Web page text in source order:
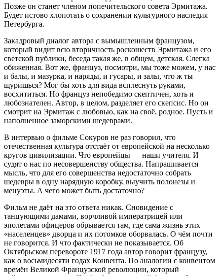
Позже он станет членом попечительского совета Эрмитажа.
Будет истово хлопотать о сохранении культурного наследия
Петербурга.
Закадровый диалог автора с вымышленным французом,
который видит всю вторичность роскошеств Эрмитажа и его
светской публики, беседа такая же, в общем, детская. Слегка
обиженная. Вот же, француз, посмотри, мы тоже можем, у нас
и балы, и мазурка, и наряды, и гусары, и залы, что ж ты
щуришься? Мог бы хоть для вида всплеснуть руками,
восхититься. Но француз непобедимо скептичен, хоть и
любознателен. Автор, в целом, разделяет его скепсис. Но он
смотрит на Эрмитаж с любовью, как на своё, родное. Пусть и
наполненное заморскими шедеврами.
В интервью о фильме Сокуров не раз говорил, что
отечественная культура отстаёт от европейской на несколько
кругов цивилизации. Что европейцы — наши учителя. И
судят о нас по несовершенству общества. Напрашивается
мысль, что для его совершенства недостаточно собрать
шедевры в одну нарядную коробку, выучить полонезы и
менуэты. А чего может быть достаточно?
Фильм не даёт на это ответа никак. Сновидение с
танцующими дамами, ворчливой императрицей или
эполетами офицеров обрывается там, где сама жизнь этих
«населенцев» дворца и их потомков оборвалась. О чём почти
не говорится. И что фактически не показывается. Об
Октябрьском перевороте 1917 года автор говорит французу,
как о восьмидесяти годах Конвента. По аналогии с конвентом
времён Великой Французской революции, который